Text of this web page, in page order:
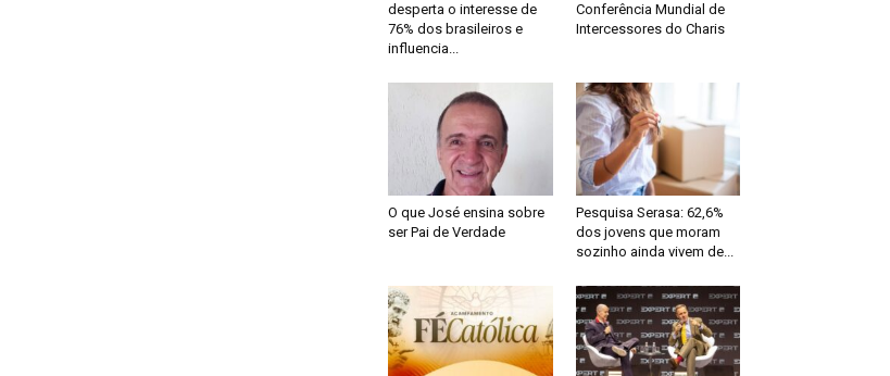
desperta o interesse de
76% dos brasileiros e
influencia...
Conferência Mundial de
Intercessores do Charis
O que José ensina sobre
ser Pai de Verdade
Pesquisa Serasa: 62,6%
dos jovens que moram
sozinho ainda vivem de...